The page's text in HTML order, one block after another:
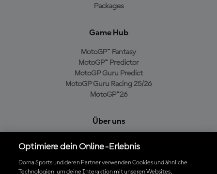
Packages
Game Hub
MotoGP™ Fantasy
MotoGP™ Predictor
MotoGP Guru Predict
MotoGP Guru Racing 25/26
MotoGP™26
Über uns
Cookie-Richtlinien
Geschäftsbedingungen
Optimiere dein Online-Erlebnis
Dorna Sports und deren Partner verwenden Cookies und ähnliche
Technologien, um deine Interaktion mit unseren Websites,